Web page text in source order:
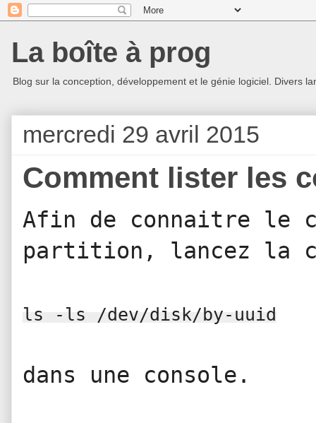
La boîte à prog
Blog sur la conception, développement et le génie logiciel. Divers
mercredi 29 avril 2015
Comment lister les
Afin de connaitre le
partition, lancez la
ls -ls /dev/disk/by-uuid
dans une console.